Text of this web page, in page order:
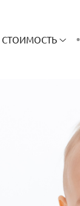
СТОИМОСТЬ